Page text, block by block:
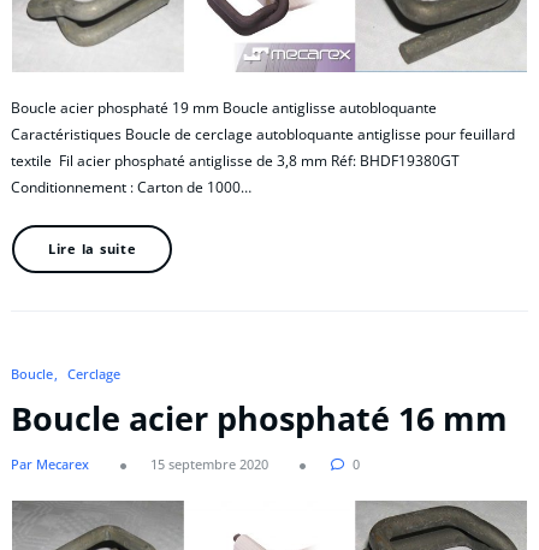
Boucle acier phosphaté 19 mm Boucle antiglisse autobloquante
Caractéristiques Boucle de cerclage autobloquante antiglisse pour feuillard
textile Fil acier phosphaté antiglisse de 3,8 mm Réf: BHDF19380GT
Conditionnement : Carton de 1000…
Lire la suite
Boucle Cerclage
Boucle acier phosphaté 16 mm
Par Mecarex 15 septembre 2020 0